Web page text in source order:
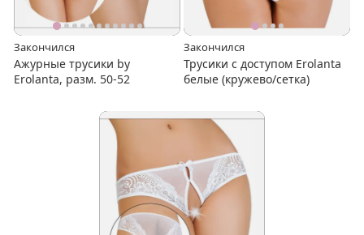
Закончился
Ажурные трусики by
Erolanta, разм. 50-52
Закончился
Трусики с доступом Erolanta
белые (кружево/сетка)